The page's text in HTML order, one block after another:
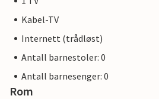
Kabel-TV
Internett (trådløst)
Antall barnestoler: 0
Antall barnesenger: 0
Rom